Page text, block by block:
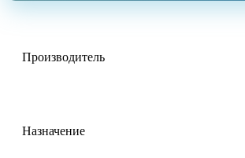
Производитель
Назначение